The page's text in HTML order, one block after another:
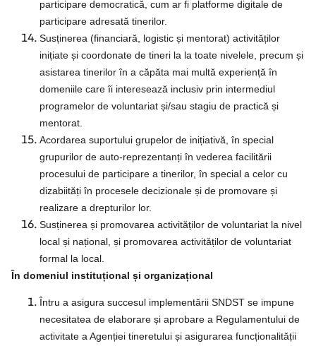
participare democratică, cum ar fi platforme digitale de
participare adresată tinerilor.
Susținerea (financiară, logistic și mentorat) activităților
inițiate și coordonate de tineri la la toate nivelele, precum și
asistarea tinerilor în a căpăta mai multă experiență în
domeniile care îi interesează inclusiv prin intermediul
programelor de voluntariat și/sau stagiu de practică și
mentorat.
Acordarea suportului grupelor de inițiativă, în special
grupurilor de auto-reprezentanți în vederea facilitării
procesului de participare a tinerilor, în special a celor cu
dizabiități în procesele decizionale și de promovare și
realizare a drepturilor lor.
Susținerea și promovarea activităților de voluntariat la nivel
local și național, și promovarea activităților de voluntariat
formal la local.
În domeniul instituțional și organizațional
Întru a asigura succesul implementării SNDST se impune
necesitatea de elaborare și aprobare a Regulamentului de
activitate a Agenției tineretului și asigurarea funcționalității